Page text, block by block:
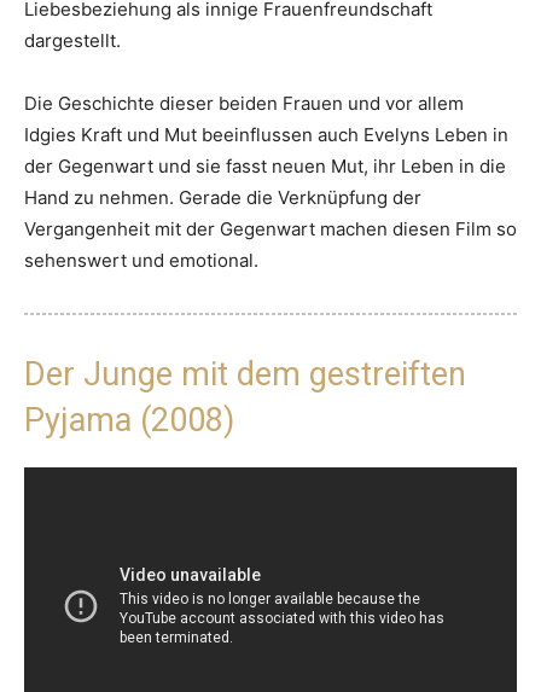
Liebesbeziehung als innige Frauenfreundschaft
dargestellt.
Die Geschichte dieser beiden Frauen und vor allem
Idgies Kraft und Mut beeinflussen auch Evelyns Leben in
der Gegenwart und sie fasst neuen Mut, ihr Leben in die
Hand zu nehmen. Gerade die Verknüpfung der
Vergangenheit mit der Gegenwart machen diesen Film so
sehenswert und emotional.
Der Junge mit dem gestreiften
Pyjama (2008)